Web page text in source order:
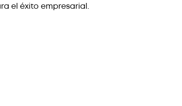
el éxito empresarial.